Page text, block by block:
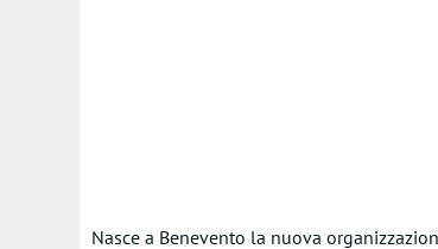
Nasce a Benevento la nuova